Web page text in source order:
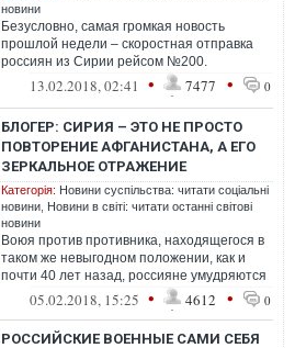
новини
Безусловно, самая громкая новость
прошлой недели – скоростная отправка
россиян из Сирии рейсом №200.
Поскольку официальной версии событий
13.02.2018, 02:41 • 7477 • 0
БЛОГЕР: СИРИЯ – ЭТО НЕ ПРОСТО
ПОВТОРЕНИЕ АФГАНИСТАНА, А ЕГО
ЗЕРКАЛЬНОЕ ОТРАЖЕНИЕ
Категорія: Новини суспільства: читати соціальні
новини Новини в світі: читати останні світові
новини
Воюя против противника, находящегося в
таком же невыгодном положении, как и
почти 40 лет назад, россияне умудряются
терять не меньше, а даже больше ав...
05.02.2018, 15:25 • 4612 • 0
РОССИЙСКИЕ ВОЕННЫЕ САМИ СЕБЯ